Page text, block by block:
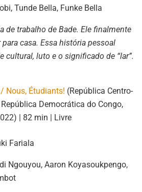
Tunde Bella, Funke Bella
de trabalho de Bade. Ele finalmente
casa. Essa história pessoal
cultural, luto e o significado de “lar”.
Nous, Étudiants! (República Centro-
Democrática do Congo,
| 82 min | Livre
Fariala
Ngouyou, Aaron Koyasoukpengo,